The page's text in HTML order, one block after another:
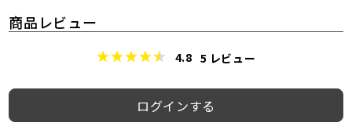
商品レビュー
4.8 5 レビュー
ログインする